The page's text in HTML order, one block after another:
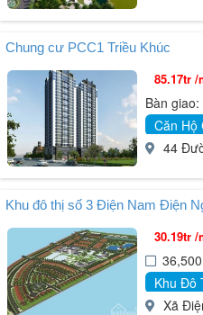
Chung cư PCC1 Triều Khúc
85.17tr /
Bàn
Căn Hộ
44
Khu đô thị số 3 Điện Nam Điện
30.19tr /
Khu Đô
Xã